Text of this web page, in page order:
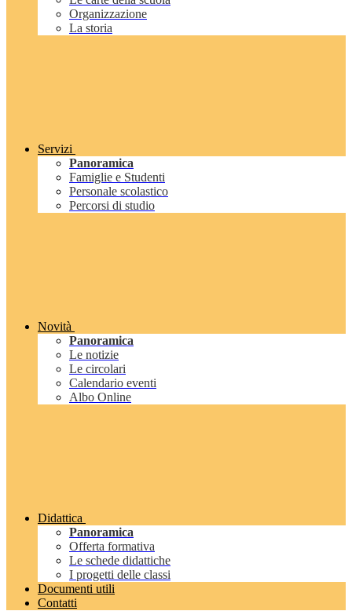
Organizzazione
La storia
Servizi
Panoramica
Famiglie e Studenti
Personale scolastico
Percorsi di studio
Novità
Panoramica
Le notizie
Le circolari
Calendario eventi
Albo Online
Didattica
Panoramica
Offerta formativa
Le schede didattiche
I progetti delle classi
Documenti utili
Contatti